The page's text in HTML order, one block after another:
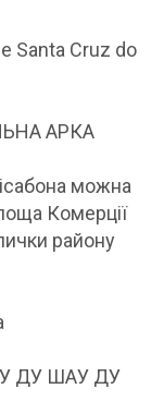
Santa Cruz do
АРКА
можна
Комерції
району
ДУ ШАУ ДУ